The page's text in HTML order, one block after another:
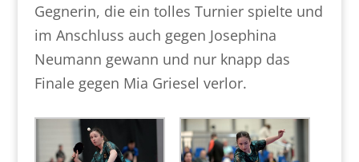
Gegnerin, die ein tolles Turnier spielte und
im Anschluss auch gegen Josephina
Neumann gewann und nur knapp das
Finale gegen Mia Griesel verlor.